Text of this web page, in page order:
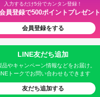
入力するだけ5分でカンタン登録！
員登録で500ポイントプレゼント
会員登録をする
LINE友だち追加
品やキャンペーン情報などをお届け。
トークでお問い合わせもできます
友だち追加する